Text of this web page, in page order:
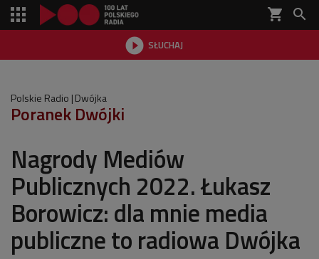
shopping_cart 
 SŁUCHAJ

Polskie Radio Dwójka
Poranek Dwójki
Nagrody Mediów
Publicznych 2022. Łukasz
Borowicz: dla mnie media
publiczne to radiowa Dwójka